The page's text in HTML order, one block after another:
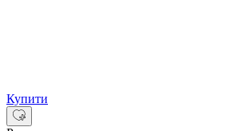
Купити